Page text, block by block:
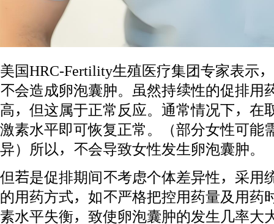
美国HRC-Fertility生殖医疗集团专家表示
不会造成卵泡囊肿。虽然持续性的促排用
高，但这属于正常反应。通常情况下，在
激素水平即可恢复正常。（部分女性可能
异）所以，不会导致女性发生卵泡囊肿。
但若是促排期间不考虑个体差异性，采用
的用药方式，如不严格把控用药量及用药
素水平失衡，致使卵泡囊肿的发生几率大